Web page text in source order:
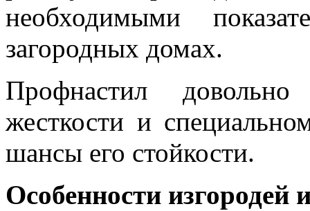
необходимыми
загородных домах.
Профнастил
жесткости и
шансы его стойкости.
Особенности изгородей